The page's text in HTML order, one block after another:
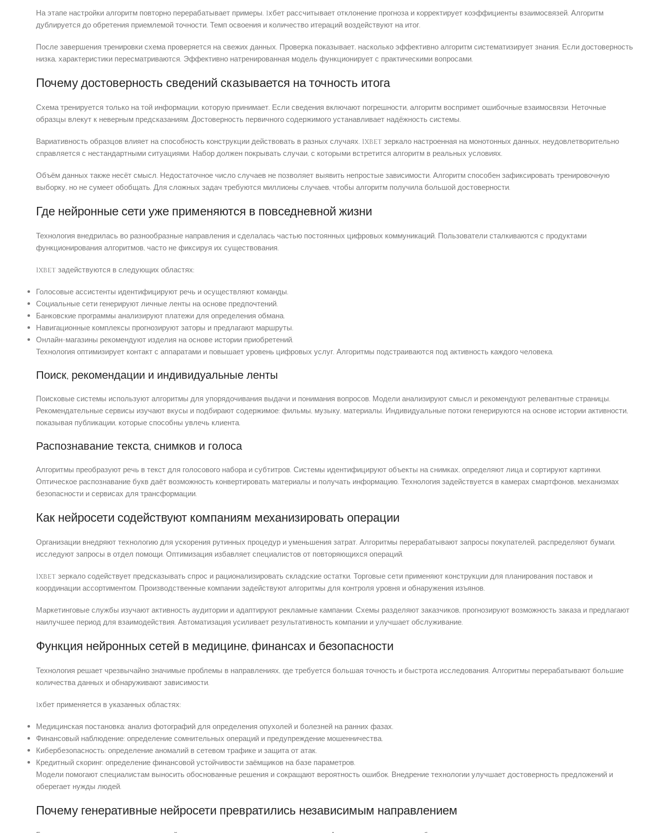
На этапе настройки алгоритм повторно перерабатывает примеры. 1хбет рассчитывает отклонение прогноза и корректирует коэффициенты взаимосвязей. Алгоритм
дублируется до обретения приемлемой точности. Темп освоения и количество итераций воздействуют на итог.
После завершения тренировки схема проверяется на свежих данных. Проверка показывает, насколько эффективно алгоритм систематизирует знания. Если достоверность
низка, характеристики пересматриваются. Эффективно натренированная модель функционирует с практическими вопросами.
Почему достоверность сведений сказывается на точность итога
Схема тренируется только на той информации, которую принимает. Если сведения включают погрешности, алгоритм воспримет ошибочные взаимосвязи. Неточные
образцы влекут к неверным предсказаниям. Достоверность первичного содержимого устанавливает надёжность системы.
Вариативность образцов влияет на способность конструкции действовать в разных случаях. 1xbet зеркало настроенная на монотонных данных, неудовлетворительно
справляется с нестандартными ситуациями. Набор должен покрывать случаи, с которыми встретится алгоритм в реальных условиях.
Объём данных также несёт смысл. Недостаточное число случаев не позволяет выявить непростые зависимости. Алгоритм способен зафиксировать тренировочную
выборку, но не сумеет обобщать. Для сложных задач требуются миллионы случаев, чтобы алгоритм получила большой достоверности.
Где нейронные сети уже применяются в повседневной жизни
Технология внедрилась во разнообразные направления и сделалась частью постоянных цифровых коммуникаций. Пользователи сталкиваются с продуктами
функционирования алгоритмов, часто не фиксируя их существования.
1xbet задействуются в следующих областях:
Голосовые ассистенты идентифицируют речь и осуществляют команды.
Социальные сети генерируют личные ленты на основе предпочтений.
Банковские программы анализируют платежи для определения обмана.
Навигационные комплексы прогнозируют заторы и предлагают маршруты.
Онлайн-магазины рекомендуют изделия на основе истории приобретений.
Технология оптимизирует контакт с аппаратами и повышает уровень цифровых услуг. Алгоритмы подстраиваются под активность каждого человека.
Поиск, рекомендации и индивидуальные ленты
Поисковые системы используют алгоритмы для упорядочивания выдачи и понимания вопросов. Модели анализируют смысл и рекомендуют релевантные страницы.
Рекомендательные сервисы изучают вкусы и подбирают содержимое: фильмы, музыку, материалы. Индивидуальные потоки генерируются на основе истории активности,
показывая публикации, которые способны увлечь клиента.
Распознавание текста, снимков и голоса
Алгоритмы преобразуют речь в текст для голосового набора и субтитров. Системы идентифицируют объекты на снимках, определяют лица и сортируют картинки.
Оптическое распознавание букв даёт возможность конвертировать материалы и получать информацию. Технология задействуется в камерах смартфонов, механизмах
безопасности и сервисах для трансформации.
Как нейросети содействуют компаниям механизировать операции
Организации внедряют технологию для ускорения рутинных процедур и уменьшения затрат. Алгоритмы перерабатывают запросы покупателей, распределяют бумаги,
исследуют запросы в отдел помощи. Оптимизация избавляет специалистов от повторяющихся операций.
1xbet зеркало содействует предсказывать спрос и рационализировать складские остатки. Торговые сети применяют конструкции для планирования поставок и
координации ассортиментом. Производственные компании задействуют алгоритмы для контроля уровня и обнаружения изъянов.
Маркетинговые службы изучают активность аудитории и адаптируют рекламные кампании. Схемы разделяют заказчиков, прогнозируют возможность заказа и предлагают
наилучшее период для взаимодействия. Автоматизация усиливает результативность компании и улучшает обслуживание.
Функция нейронных сетей в медицине, финансах и безопасности
Технология решает чрезвычайно значимые проблемы в направлениях, где требуется большая точность и быстрота исследования. Алгоритмы перерабатывают большие
количества данных и обнаруживают зависимости.
1хбет применяется в указанных областях:
Медицинская постановка: анализ фотографий для определения опухолей и болезней на ранних фазах.
Финансовый наблюдение: определение сомнительных операций и предупреждение мошенничества.
Кибербезопасность: определение аномалий в сетевом трафике и защита от атак.
Кредитный скоринг: определение финансовой устойчивости заёмщиков на базе параметров.
Модели помогают специалистам выносить обоснованные решения и сокращают вероятность ошибок. Внедрение технологии улучшает достоверность предложений и
оберегает нужды людей.
Почему генеративные нейросети превратились независимым направлением